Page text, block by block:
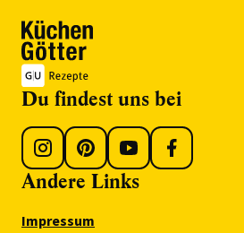
Du findest uns bei
Andere Links
Impressum